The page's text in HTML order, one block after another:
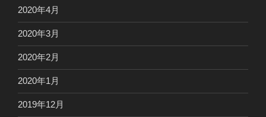
2020年4月
2020年3月
2020年2月
2020年1月
2019年12月